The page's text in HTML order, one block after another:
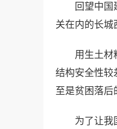
回望中
关在内的长城
用生土材
结构安全性较
至是贫困落后
为了让我